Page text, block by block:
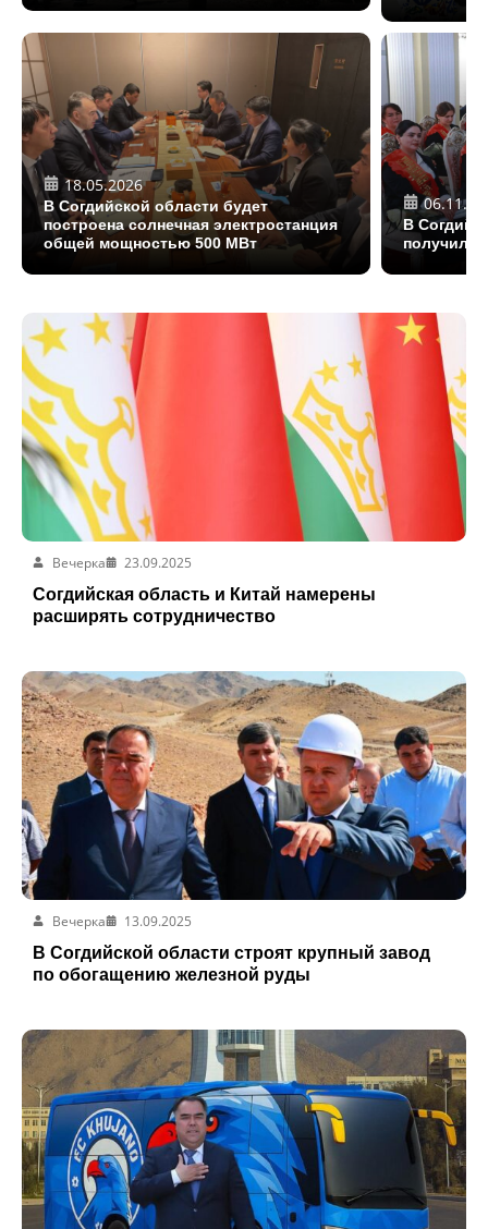
18.05.2026
В Согдийской области будет
построена солнечная электростанция
общей мощностью 500 МВт
В
получили
Вечерка
23.09.2025
Согдийская область и Китай намерены
расширять сотрудничество
Вечерка
13.09.2025
В Согдийской области строят крупный завод
по обогащению железной руды